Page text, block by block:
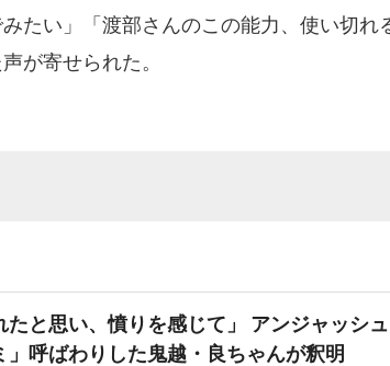
たい」「渡部さんのこの能力、使い切れ
が寄せられた。
たと思い、憤りを感じて」 アンジャッシ
」呼ばわりした鬼越・良ちゃんが釈明